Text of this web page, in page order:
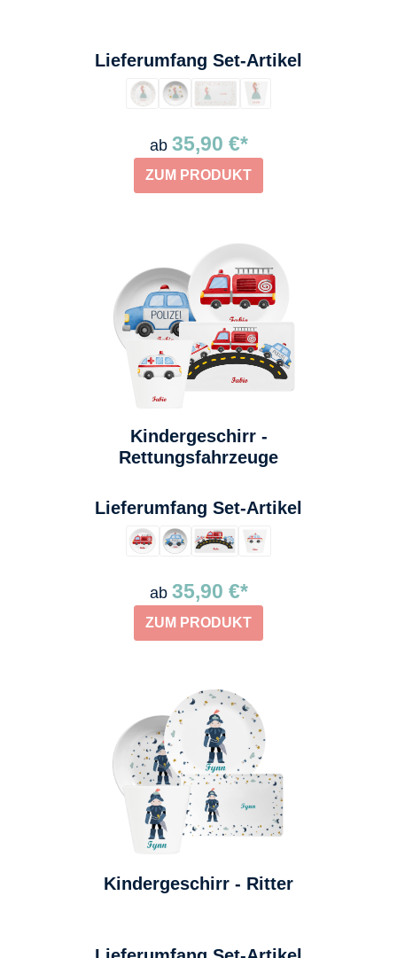
Lieferumfang Set-Artikel
ab 35,90 €*
ZUM PRODUKT
Kindergeschirr -
Rettungsfahrzeuge
Lieferumfang Set-Artikel
ab 35,90 €*
ZUM PRODUKT
Kindergeschirr - Ritter